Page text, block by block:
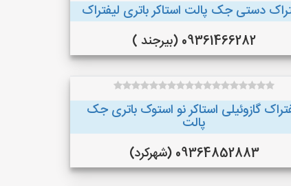
دستی جک پالت استاکر باتری لیفتراک
09361466282 (بیرجند )
گازوئیلی استاکر نو استوک باتری جک
پالت
09364852883 (شهرکرد)